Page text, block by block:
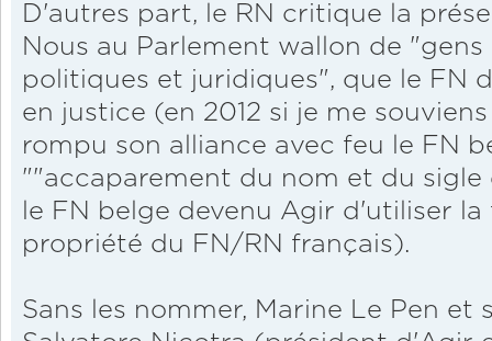
D'autres part, le RN critique la
Nous au Parlement wallon de
politiques et juridiques", que le FN
en justice (en 2012 si je me
rompu son alliance avec feu le FN
""accaparement du nom et du
le FN belge devenu Agir d'utiliser
propriété du FN/RN français).
Sans les nommer, Marine Le Pen